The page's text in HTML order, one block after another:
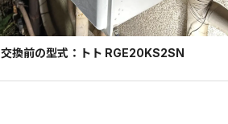
交換前の型式：トト RGE20KS2SN